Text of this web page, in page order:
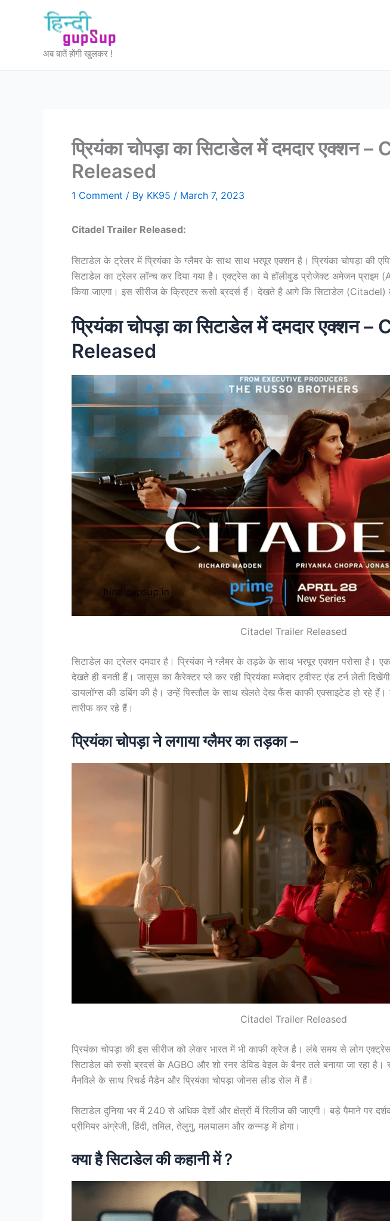
अब बातें होंगी खुलकर !
प्रियंका चोपड़ा का सिटाडेल में दमदार एक्शन
Released
1 Comment / By KK95 / March 7, 2023
Citadel Trailer Released:
सिटाडेल के ट्रेलर में प्रियंका के ग्लैमर के साथ साथ भरपूर एक्शन है। प्रियंका चोपड़ा की
सिटाडेल का ट्रेलर लॉन्च कर दिया गया है। एक्ट्रेस का ये हॉलीवुड प्रोजेक्ट अमेजन प्राइम
किया जाएगा। इस सीरीज के क्रिएटर रूसो ब्रदर्स हैं। देखते है आगे कि सिटाडेल (Citadel)
प्रियंका चोपड़ा का सिटाडेल में दमदार एक्शन
Released
Citadel Trailer Released
सिटाडेल का ट्रेलर दमदार है। प्रियंका ने ग्लैमर के तड़के के साथ भरपूर एक्शन परोसा है।
देखते ही बनती हैं। जासूस का कैरेक्टर प्ले कर रही प्रियंका मजेदार ट्वीस्ट एंड टर्न लेती
डायलॉग्स की डबिंग की है। उन्हें पिस्तौल के साथ खेलते देख फैंस काफी एक्साइटेड हो रहे
तारीफ कर रहे हैं।
प्रियंका चोपड़ा ने लगाया ग्लैमर का तड़का –
Citadel Trailer Released
प्रियंका चोपड़ा की इस सीरीज को लेकर भारत में भी काफी क्रेज है। लंबे समय से लोग
सिटाडेल को रुसो ब्रदर्स के AGBO और शो रनर डेविड वेइल के बैनर तले बनाया जा रहा
मैनविले के साथ रिचर्ड मैडेन और प्रियंका चोपड़ा जोनस लीड रोल में हैं।
सिटाडेल दुनिया भर में 240 से अधिक देशों और क्षेत्रों में रिलीज की जाएगी। बड़े पैमाने पर
प्रीमियर अंग्रेजी, हिंदी, तमिल, तेलुगु, मलयालम और कन्नड़ में होगा।
क्या है सिटाडेल की कहानी में ?